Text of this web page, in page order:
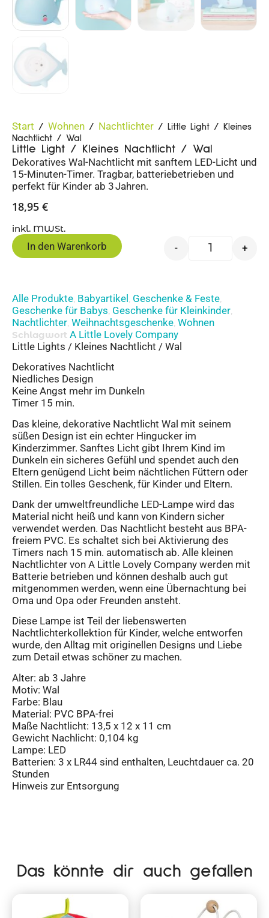
Start / Wohnen / Nachtlichter / Little Light / Kleines
Nachtlicht / Wal
Little Light / Kleines Nachtlicht / Wal
Dekoratives Wal-Nachtlicht mit sanftem LED-Licht und
15-Minuten-Timer. Tragbar, batteriebetrieben und
perfekt für Kinder ab 3 Jahren.
18,95 €
inkl. MWSt.
- +
In den Warenkorb
Alle Produkte, Babyartikel, Geschenke & Feste,
Geschenke für Babys, Geschenke für Kleinkinder,
Nachtlichter, Weihnachtsgeschenke, Wohnen
Schlagwort A Little Lovely Company
Little Lights / Kleines Nachtlicht / Wal
Dekoratives Nachtlicht
Niedliches Design
Keine Angst mehr im Dunkeln
Timer 15 min.
Das kleine, dekorative Nachtlicht Wal mit seinem
süßen Design ist ein echter Hingucker im
Kinderzimmer. Sanftes Licht gibt Ihrem Kind im
Dunkeln ein sicheres Gefühl und spendet auch den
Eltern genügend Licht beim nächtlichen Füttern oder
Stillen. Ein tolles Geschenk, für Kinder und Eltern.
Dank der umweltfreundliche LED-Lampe wird das
Material nicht heiß und kann von Kindern sicher
verwendet werden. Das Nachtlicht besteht aus BPA-
freiem PVC. Es schaltet sich bei Aktivierung des
Timers nach 15 min. automatisch ab. Alle kleinen
Nachtlichter von A Little Lovely Company werden mit
Batterie betrieben und können deshalb auch gut
mitgenommen werden, wenn eine Übernachtung bei
Oma und Opa oder Freunden ansteht.
Diese Lampe ist Teil der liebenswerten
Nachtlichterkollektion für Kinder, welche entworfen
wurde, den Alltag mit originellen Designs und Liebe
zum Detail etwas schöner zu machen.
Alter: ab 3 Jahre
Motiv: Wal
Farbe: Blau
Material: PVC BPA-frei
Maße Nachtlicht: 13,5 x 12 x 11 cm
Gewicht Nachlicht: 0,104 kg
Lampe: LED
Batterien: 3 x LR44 sind enthalten, Leuchtdauer ca. 20
Stunden
Hinweis zur Entsorgung
Das könnte dir auch gefallen